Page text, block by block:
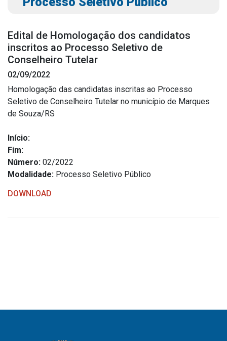
Gabinete do Vice-prefeito
Símbolos Oficiais
Estrutura Organizacional
Secretarias
Assistência Social
Educação, Cultura, Desporto e Turismo
Obras
Edital de Homologação dos candidatos
inscritos ao Processo Seletivo de
Conselheiro Tutelar
02/09/2022
Homologação das candidatas inscritas ao Processo
Seletivo de Conselheiro Tutelar no município de Marques
de Souza/RS
Início:
Fim:
Número: 02/2022
Modalidade: Processo Seletivo Público
DOWNLOAD